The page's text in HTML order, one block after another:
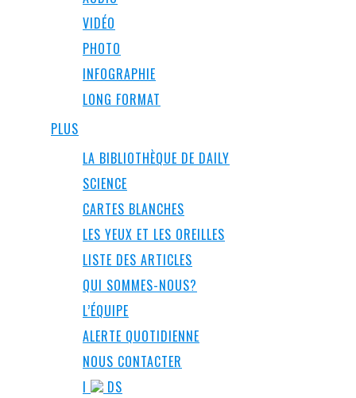
VIDÉO
PHOTO
INFOGRAPHIE
LONG FORMAT
PLUS
LA BIBLIOTHÈQUE DE DAILY
SCIENCE
CARTES BLANCHES
LES YEUX ET LES OREILLES
LISTE DES ARTICLES
QUI SOMMES-NOUS?
L’ÉQUIPE
ALERTE QUOTIDIENNE
NOUS CONTACTER
I
DS